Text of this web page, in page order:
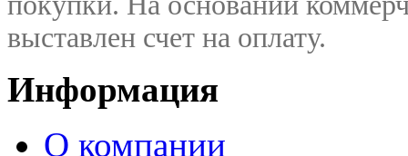
выставлен счет на оплату.
Информация
О компании